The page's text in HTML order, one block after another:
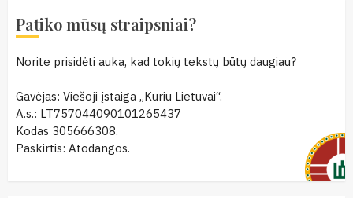
Patiko mūsų straipsniai?
Norite prisidėti auka, kad tokių tekstų būtų daugiau?
Gavėjas: Viešoji įstaiga „Kuriu Lietuvai“.
A.s.: LT757044090101265437
Kodas 305666308.
Paskirtis: Atodangos.